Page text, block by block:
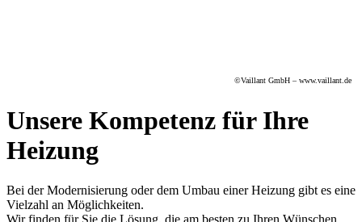
©Vaillant GmbH – www.vaillant.de
Unsere Kompetenz für Ihre
Heizung
Bei der Modernisierung oder dem Umbau einer Heizung gibt es eine
Vielzahl an Möglichkeiten.
Wir finden für Sie die Lösung, die am besten zu Ihren Wünschen